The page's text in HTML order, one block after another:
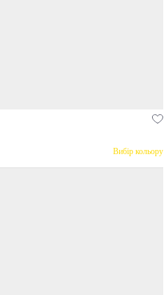
Вибір кольору